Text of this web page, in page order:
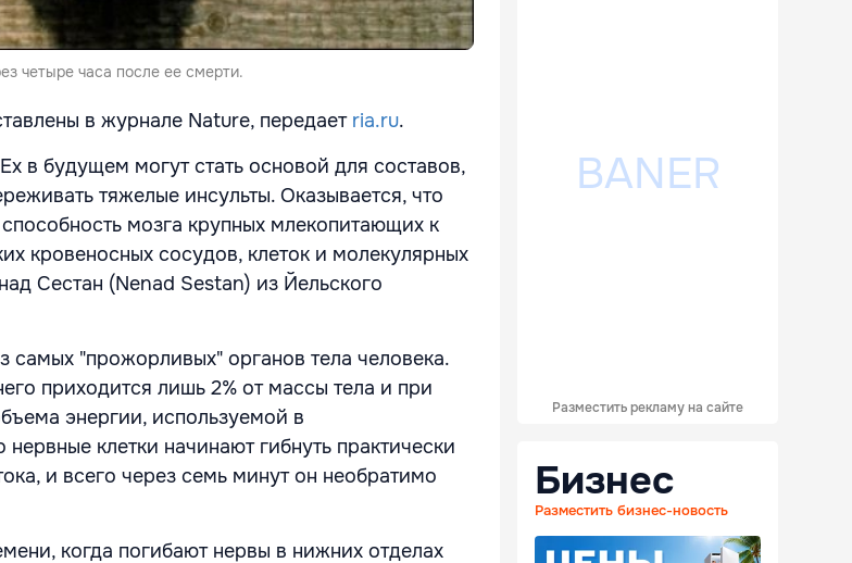
четыре часа после ее смерти.
в журнале Nature, передает ria.ru.
в будущем могут стать основой для составов,
тяжелые инсульты. Оказывается, что
мозга крупных млекопитающих к
кровеносных сосудов, клеток и молекулярных
Сестан (Nenad Sestan) из Йельского
самых "прожорливых" органов тела человека.
приходится лишь 2% от массы тела и при
энергии, используемой в
клетки начинают гибнуть практически
и всего через семь минут он необратимо
когда погибают нервы в нижних отделах
Разместить рекламу на сайте
Бизнес
Разместить бизнес-новость